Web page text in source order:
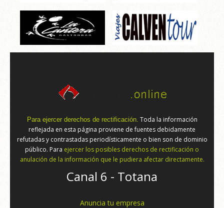
Para ejercer derechos de rectificación. Toda la información
reflejada en esta página proviene de fuentes debidamente
refutadas y contrastadas periodísticamente o bien son de dominio
público. Para ejercer los posibles derechos de rectificación o
anulación de la información que le pudiera afectar directamente.
Canal 6 - Totana
Anuncia tu empresa